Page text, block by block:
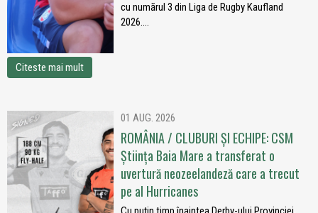
cu numărul 3 din Liga de Rugby Kaufland
2026....
Citeste mai mult
01 AUG. 2026
ROMÂNIA / CLUBURI ȘI ECHIPE: CSM
Știința Baia Mare a transferat o
uvertură neozeelandeză care a trecut
pe al Hurricanes